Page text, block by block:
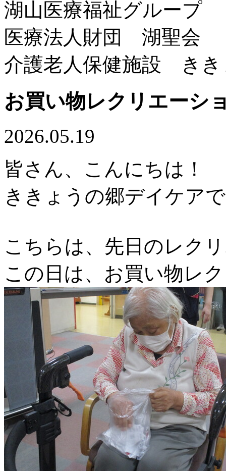
湖山医療福祉グループ
医療法人財団 湖聖会
介護老人保健施設 きき
お買い物レクリエーシ
2026.05.19
皆さん、こんにちは！
ききょうの郷デイケア
こちらは、先日のレク
この日は、お買い物レ